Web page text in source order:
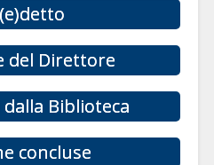
del Direttore
Biblioteca
concluse